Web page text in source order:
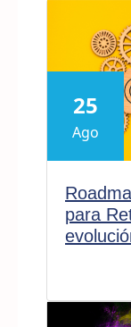
25
Ago
para